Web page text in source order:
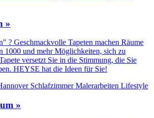
»
? Geschmackvolle Tapeten machen Räume
1000 und mehr Möglichkeiten, sich zu
versetzt Sie in die Stimmung, die Sie
HEYSE hat die Ideen für Sie!
»